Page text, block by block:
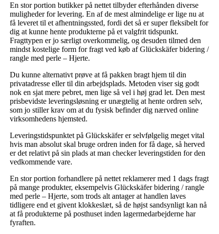
En stor portion butikker på nettet tilbyder efterhånden diverse
muligheder for levering. En af de mest almindelige er lige nu at
få leveret til et afhentningssted, fordi det så er super fleksibelt for
dig at kunne hente produkterne på et valgfrit tidspunkt.
Fragttypen er jo særligt overkommelig, og desuden tilmed den
mindst kostelige form for fragt ved køb af Glückskäfer bidering /
rangle med perle – Hjerte.
Du kunne alternativt prøve at få pakken bragt hjem til din
privatadresse eller til din arbejdsplads. Metoden viser sig godt
nok en sjat mere pebret, men lige så vel i høj grad let. Den mest
prisbevidste leveringsløsning er unægtelig at hente ordren selv,
som jo stiller krav om at du fysisk befinder dig nærved online
virksomhedens hjemsted.
Leveringstidspunktet på Glückskäfer er selvfølgelig meget vital
hvis man absolut skal bruge ordren inden for få dage, så herved
er det relativt på sin plads at man checker leveringstiden for den
vedkommende vare.
En stor portion forhandlere på nettet reklamerer med 1 dags fragt
på mange produkter, eksempelvis Glückskäfer bidering / rangle
med perle – Hjerte, som trods alt antager at handlen laves
tidligere end et givent klokkeslæt, så de højst sandsynligt kan nå
at få produkterne på posthuset inden lagermedarbejderne har
fyraften.